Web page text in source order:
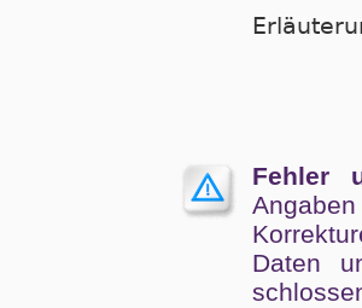
Fehler
Angaben
Da­ten